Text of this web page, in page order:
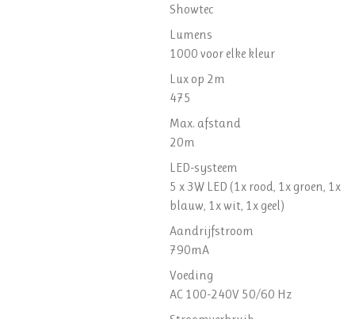
Showtec
Lumens
1000 voor elke kleur
Lux op 2m
475
Max. afstand
20m
LED-systeem
5 x 3W LED (1x rood, 1x groen, 1x
blauw, 1x wit, 1x geel)
Aandrijfstroom
790mA
Voeding
AC 100-240V 50/60 Hz